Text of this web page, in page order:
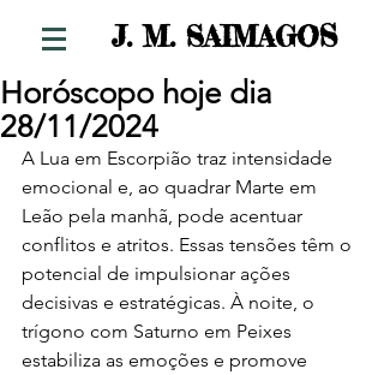
J. M. SAIMAGOS
Horóscopo hoje dia
28/11/2024
A Lua em Escorpião traz intensidade
emocional e, ao quadrar Marte em
Leão pela manhã, pode acentuar
conflitos e atritos. Essas tensões têm o
potencial de impulsionar ações
decisivas e estratégicas. À noite, o
trígono com Saturno em Peixes
estabiliza as emoções e promove